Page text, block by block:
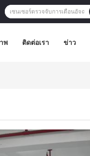
พ ติดต่อเรา ข่าว